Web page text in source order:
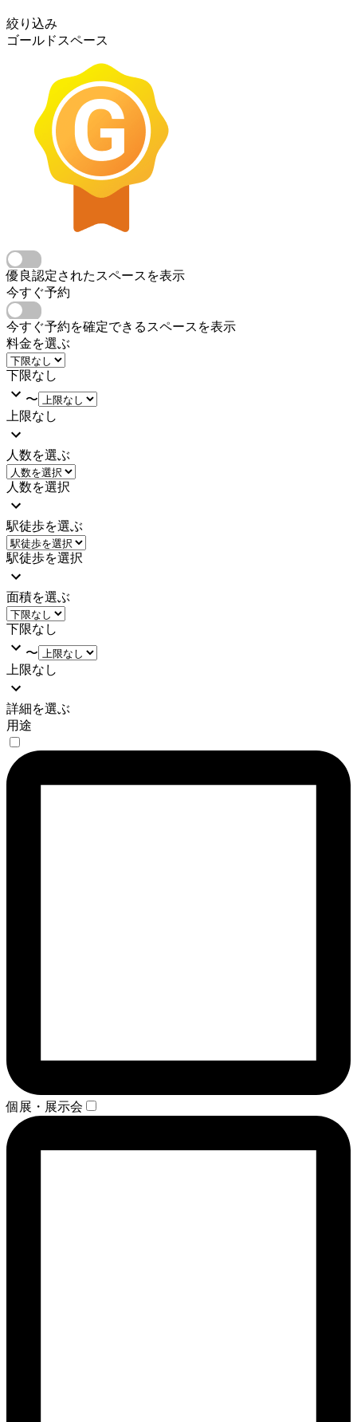
絞り込み
ゴールドスペース
優良認定されたスペースを表示
今すぐ予約
今すぐ予約を確定できるスペースを表示
料金を選ぶ
下限なし
〜
上限なし
人数を選ぶ
人数を選択
駅徒歩を選ぶ
駅徒歩を選択
面積を選ぶ
下限なし
〜
上限なし
詳細を選ぶ
用途
個展・展示会